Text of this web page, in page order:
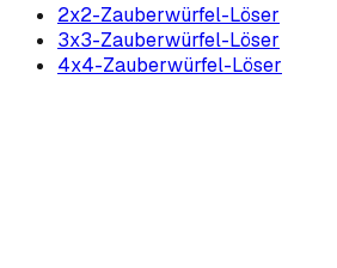
2x2-Zauberwürfel-Löser
3x3-Zauberwürfel-Löser
4x4-Zauberwürfel-Löser